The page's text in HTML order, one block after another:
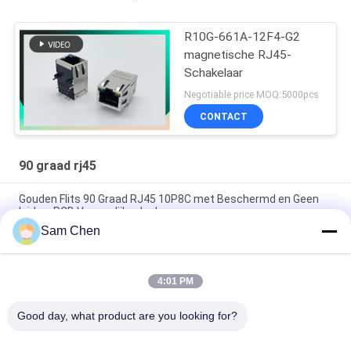
R10G-661A-12F4-G2
magnetische RJ45-
Schakelaar
Negotiable price MOQ:5000pcs
CONTACT
90 graad rj45
Gouden Flits 90 Graad RJ45 10P8C met Beschermd en Geen
leiden, PCB Vrouwelijke Jack
90 Enig de Havenlusje van de graad8p8c RJ45 Vrouwelijk
Hefboom op PBT-Grijs zonder Oor
2 x 2/2 x 4 Haven 90 Graadrj45 Schakelaar zonder EMI PBT
Sam Chen
4:01 PM
Good day, what product are you looking for?